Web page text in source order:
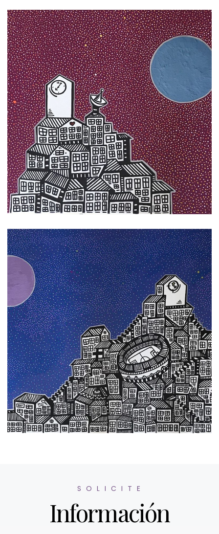
S O L I C I T E
Información